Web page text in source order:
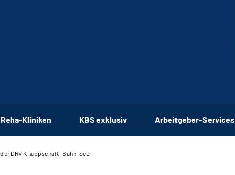
Reha-Kliniken KBS exklusiv Arbeitgeber-Services
DRV Knappschaft-Bahn-See